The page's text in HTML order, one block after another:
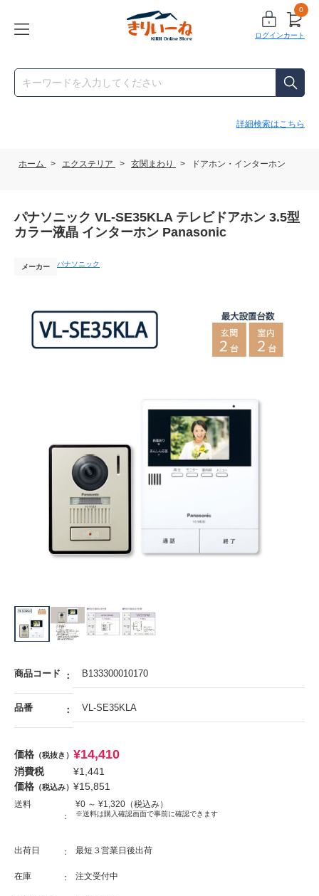
ログイン
0
カート
詳細検索はこちら
ホーム > エクステリア > 玄関まわり > ドアホン・インターホン
パナソニック VL-SE35KLA テレビドアホン 3.5型
カラー液晶 インターホン Panasonic
メーカー パナソニック
商品コード B133300010170
品番 VL-SE35KLA
価格 （税抜き） ¥14,410
消費税 ¥1,441
価格 （税込み） ¥15,851
送料 ¥0 ～ ¥1,320 （税込み）
※送料は購入確認画面で事前に確認できます
出荷日 最短３営業日後出荷
在庫 注文受付中